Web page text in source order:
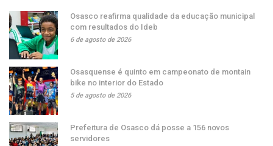
Osasco reafirma qualidade da educação municipal
com resultados do Ideb
6 de agosto de 2026
Osasquense é quinto em campeonato de montain
bike no interior do Estado
5 de agosto de 2026
Prefeitura de Osasco dá posse a 156 novos
servidores